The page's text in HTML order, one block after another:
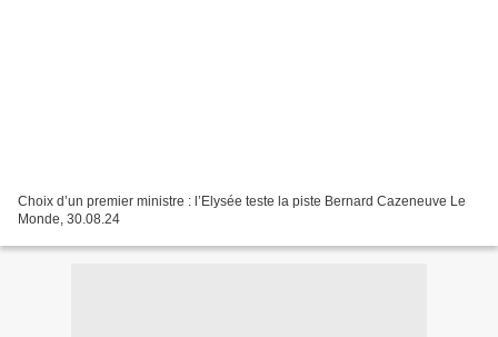
Choix d’un premier ministre : l’Elysée teste la piste Bernard Cazeneuve Le
Monde, 30.08.24